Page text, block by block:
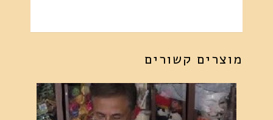
מוצרים קשורים